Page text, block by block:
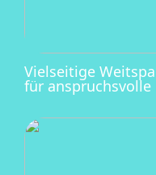
Vielseitige
für anspruchsvolle